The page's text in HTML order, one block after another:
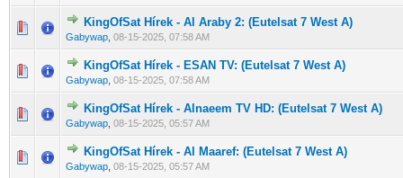
KingOfSat Hírek - Al Araby 2: (Eutelsat 7 West A)
Gabywap 08-15-2025, 07:58 AM
0 Szavazat - 0 / 5 átlagban
12345
KingOfSat Hírek - ESAN TV: (Eutelsat 7 West A)
Gabywap 08-15-2025, 07:58 AM
0 Szavazat - 0 / 5 átlagban
123 45
KingOfSat Hírek - Alnaeem TV HD: (Eutelsat 7 West A)
Gabywap 08-15-2025, 05:57 AM
0 Szavazat - 0 / 5 átlagban
12345
KingOfSat Hírek - Al Maaref: (Eutelsat 7 West A)
Gabywap 08-15-2025, 05:57 AM
0 Szavazat - 0 / 5 átlagban
12345